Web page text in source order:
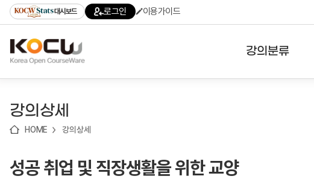
기
기
기
content)
가
대시보드 로그인 이용가이드
강의분류
강의상세
HOME 강의상세
성공 취업 및 직장생활을 위한 교양